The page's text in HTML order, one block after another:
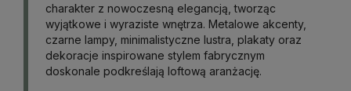
charakter z nowoczesną elegancją, tworząc
wyjątkowe i wyraziste wnętrza. Metalowe akcenty,
czarne lampy, minimalistyczne lustra, plakaty oraz
dekoracje inspirowane stylem fabrycznym
doskonale podkreślają loftową aranżację.